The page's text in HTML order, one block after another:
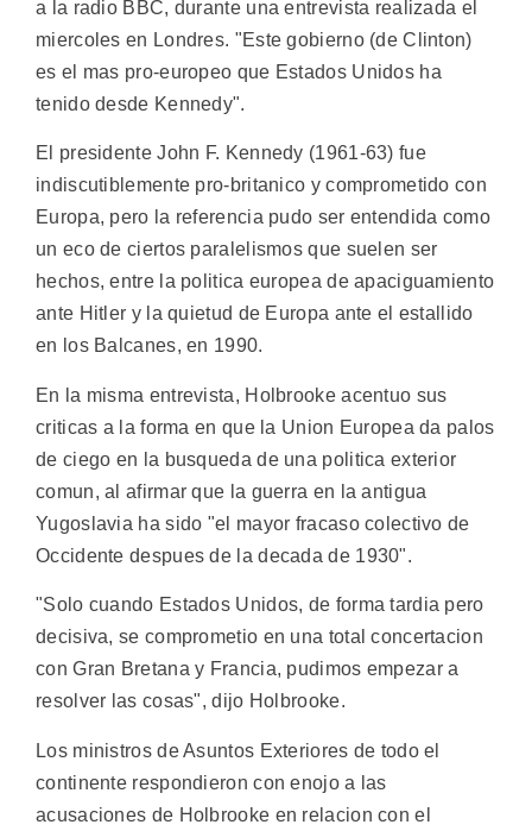
a la radio BBC, durante una entrevista realizada el
miercoles en Londres. "Este gobierno (de Clinton)
es el mas pro-europeo que Estados Unidos ha
tenido desde Kennedy".
El presidente John F. Kennedy (1961-63) fue
indiscutiblemente pro-britanico y comprometido con
Europa, pero la referencia pudo ser entendida como
un eco de ciertos paralelismos que suelen ser
hechos, entre la politica europea de apaciguamiento
ante Hitler y la quietud de Europa ante el estallido
en los Balcanes, en 1990.
En la misma entrevista, Holbrooke acentuo sus
criticas a la forma en que la Union Europea da palos
de ciego en la busqueda de una politica exterior
comun, al afirmar que la guerra en la antigua
Yugoslavia ha sido "el mayor fracaso colectivo de
Occidente despues de la decada de 1930".
"Solo cuando Estados Unidos, de forma tardia pero
decisiva, se comprometio en una total concertacion
con Gran Bretana y Francia, pudimos empezar a
resolver las cosas", dijo Holbrooke.
Los ministros de Asuntos Exteriores de todo el
continente respondieron con enojo a las
acusaciones de Holbrooke en relacion con el